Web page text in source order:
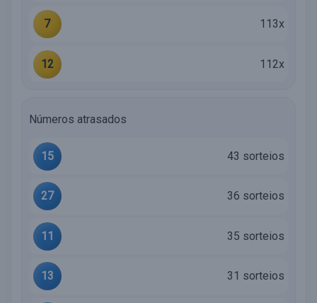
7 113x
12 112x
Números atrasados
15 43 sorteios
27 36 sorteios
11 35 sorteios
13 31 sorteios